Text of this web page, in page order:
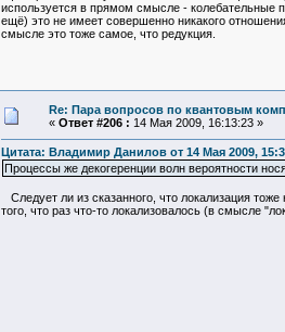
используется в прямом смысле - колебательные
ещё) это не имеет совершенно никакого
смысле это тоже самое, что редукция.
Re: Пара вопросов по квантовым
« Ответ #206 : 14 Мая 2009, 16:13:23 »
Цитата: Владимир Данилов от 14 Мая 2009,
Процессы же декогеренции волн вероятности
Следует ли из сказанного, что локализация
того, что раз что-то локализовалось (в смысле